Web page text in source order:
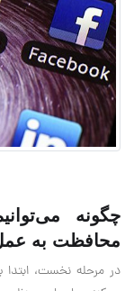
چگونه
محافظت به
در مرحله نخست،